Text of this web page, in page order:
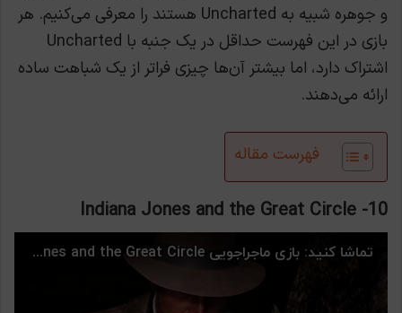
و جوهره شبیه به Uncharted هستند را معرفی می‌کنیم. هر
بازی در این فهرست حداقل در یک جنبه با Uncharted
اشتراک دارد، اما بیشتر آن‌ها چیزی فراتر از یک شباهت ساده
ارائه می‌دهند.
فهرست مقاله
10-
Indiana Jones and the Great Circle